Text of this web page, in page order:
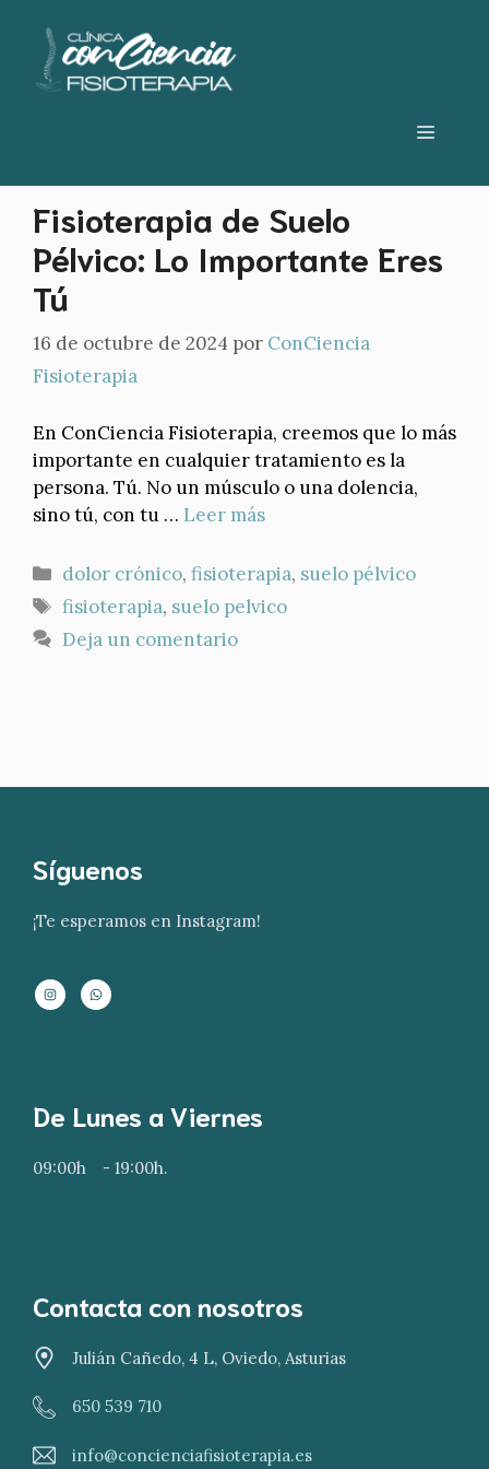
contenido
Menú
suelo pelvico
Fisioterapia de Suelo
Pélvico: Lo Importante Eres
Tú
16 de octubre de 2024 por ConCiencia
Fisioterapia
En ConCiencia Fisioterapia, creemos que lo más
importante en cualquier tratamiento es la
persona. Tú. No un músculo o una dolencia,
sino tú, con tu … Leer más
Categorías
dolor crónico,fisioterapia, suelo pélvico
Etiquetas
fisioterapia, suelo pelvico
Deja un comentario
Síguenos
¡Te esperamos en Instagram!
De Lunes a Viernes
09:00h - 19:00h.
Contacta con nosotros
Julián Cañedo, 4 L, Oviedo, Asturias
650 539 710
info@concienciafisioterapia.es